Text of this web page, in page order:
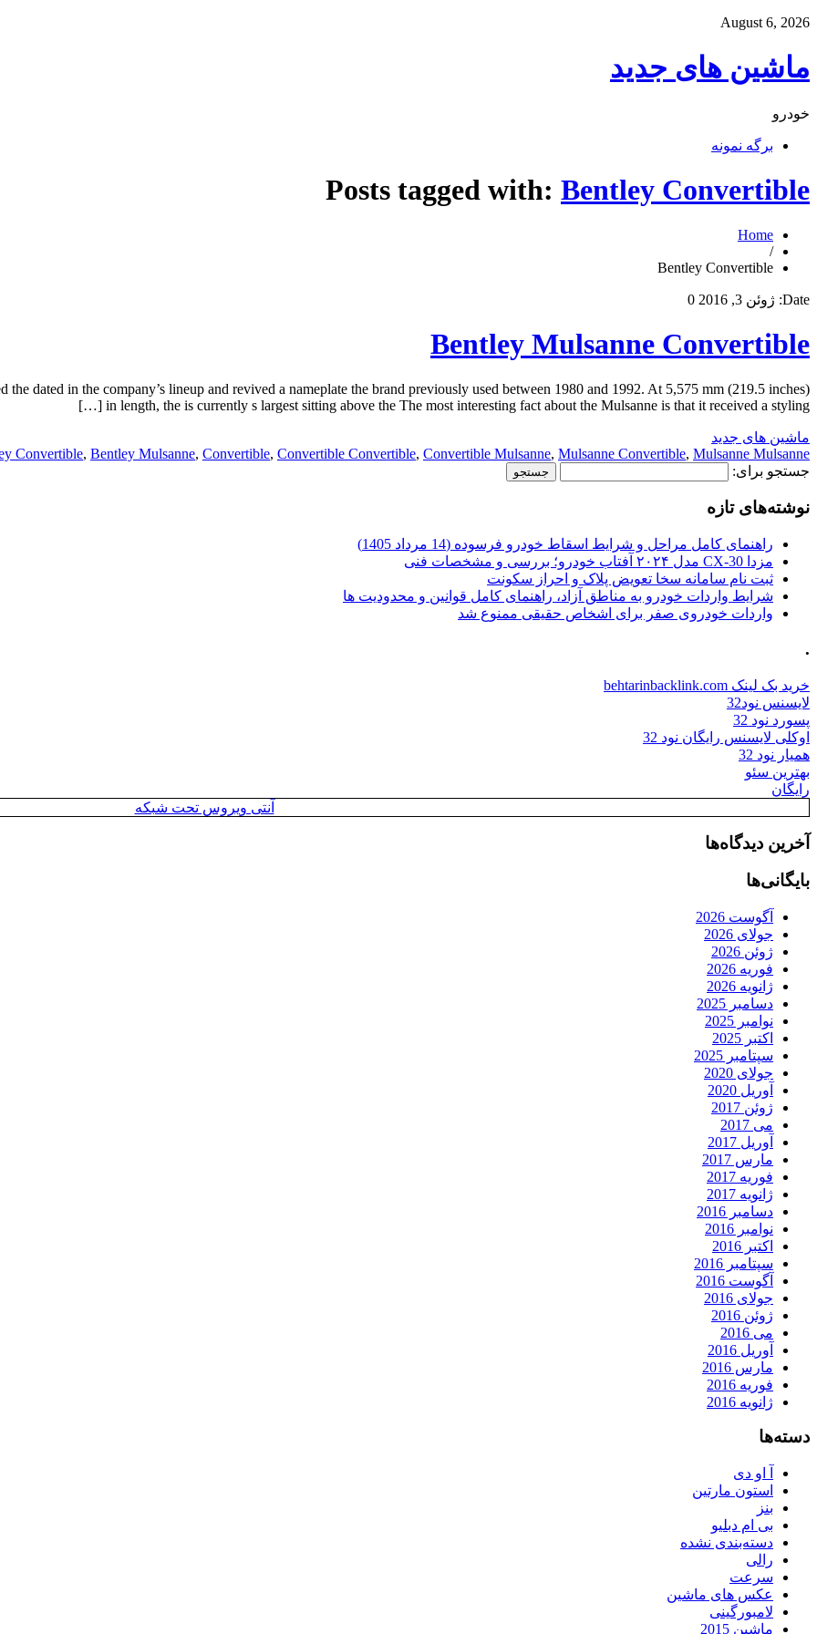
August 6, 2026
ماشین های جدید
خودرو
برگه نمونه
Posts tagged with: Bentley Convertible
Home
/
Bentley Convertible
Date: ژوئن 3, 2016 0
Bentley Mulsanne Convertible
dated in the company’s lineup and revived a nameplate the brand previously used between 1980 and 1992. At 5,575 mm (219.5 inches)
in length, the is currently s largest sitting above the The most interesting fact about the Mulsanne is that it received a styling […]
ماشین های جدید
Convertible, Bentley Mulsanne, Convertible, Convertible Convertible, Convertible Mulsanne, Mulsanne Convertible, Mulsanne Mulsanne
جستجو برای:
نوشته‌های تازه
راهنمای کامل مراحل و شرایط اسقاط خودرو فرسوده (14 مرداد 1405)
مزدا CX-30 مدل ۲۰۲۴ آفتاب خودرو؛ بررسی و مشخصات فنی
ثبت نام سامانه سخا تعویض پلاک و احراز سکونت
شرایط واردات خودرو به مناطق آزاد، راهنمای کامل قوانین و محدودیت ها
واردات خودروی صفر برای اشخاص حقیقی ممنوع شد
.
خرید بک لینک behtarinbacklink.com
لایسنس نود32
پسورد نود 32
اوکلی لایسنس رایگان نود 32
همیار نود 32
بهترین سئو
رایگان
آنتی ویروس تحت شبکه
آخرین دیدگاه‌ها
بایگانی‌ها
آگوست 2026
جولای 2026
ژوئن 2026
فوریه 2026
ژانویه 2026
دسامبر 2025
نوامبر 2025
اکتبر 2025
سپتامبر 2025
جولای 2020
آوریل 2020
ژوئن 2017
می 2017
آوریل 2017
مارس 2017
فوریه 2017
ژانویه 2017
دسامبر 2016
نوامبر 2016
اکتبر 2016
سپتامبر 2016
آگوست 2016
جولای 2016
ژوئن 2016
می 2016
آوریل 2016
مارس 2016
فوریه 2016
ژانویه 2016
دسته‌ها
آ او دی
استون مارتین
بنز
بی ام دبلیو
دسته‌بندی نشده
رالی
سرعت
عکس های ماشین
لامبورگینی
ماشین 2015